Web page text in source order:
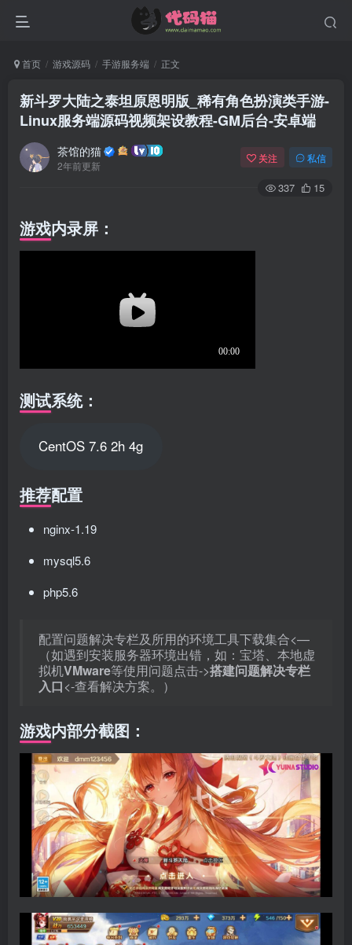
首页 游戏源码 手游服务端 正文
新斗罗大陆之泰坦原恩明版_稀有角色扮演类手游-
Linux服务端源码视频架设教程-GM后台-安卓端
茶馆的猫
2年前更新
关注 私信
337 15
游戏内录屏：
测试系统：
CentOS 7.6 2h 4g
推荐配置
nginx-1.19
mysql5.6
php5.6
配置问题解决专栏及所用的环境工具下载集合<—
（如遇到安装服务器环境出错，如：宝塔、本地虚
拟机VMware‌等使用问题点击->搭建问题解决专栏
入口<-查看解决方案。）
游戏内部分截图：